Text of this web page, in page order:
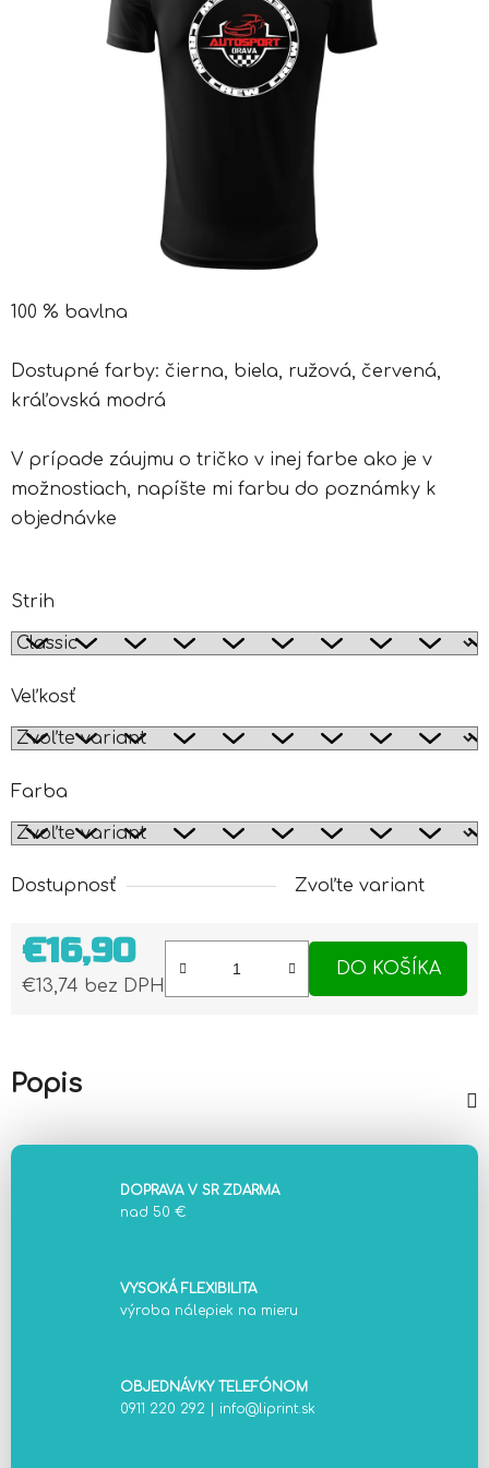
100 % bavlna
Dostupné farby: čierna, biela, ružová, červená,
kráľovská modrá
V prípade záujmu o tričko v inej farbe ako je v
možnostiach, napíšte mi farbu do poznámky k
objednávke
Strih
Veľkosť
Farba
Dostupnosť Zvoľte variant
€16,90
€13,74 bez DPH
DO KOŠÍKA
Popis
DOPRAVA V SR ZDARMA
nad 50 €
VYSOKÁ FLEXIBILITA
výroba nálepiek na mieru
OBJEDNÁVKY TELEFÓNOM
0911 220 292
info@liprint.sk